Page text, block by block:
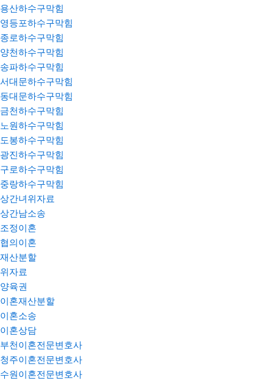
용산하수구막힘
영등포하수구막힘
종로하수구막힘
양천하수구막힘
송파하수구막힘
서대문하수구막힘
동대문하수구막힘
금천하수구막힘
노원하수구막힘
도봉하수구막힘
광진하수구막힘
구로하수구막힘
중랑하수구막힘
상간녀위자료
상간남소송
조정이혼
협의이혼
재산분할
위자료
양육권
이혼재산분할
이혼소송
이혼상담
부천이혼전문변호사
청주이혼전문변호사
수원이혼전문변호사